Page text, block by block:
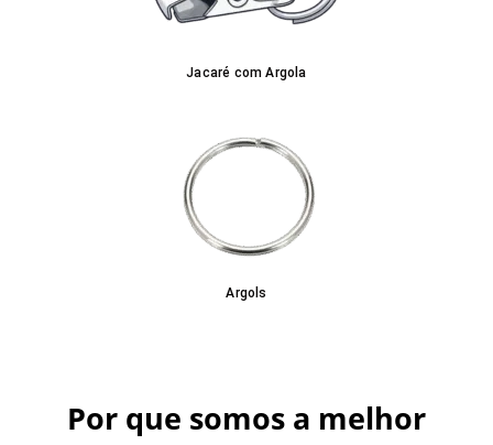
Jacaré com Argola
Argols
Por que somos a melhor